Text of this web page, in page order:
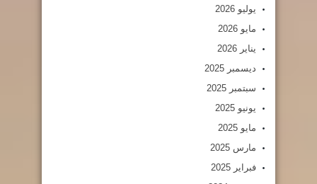
يوليو 2026
مايو 2026
يناير 2026
ديسمبر 2025
سبتمبر 2025
يونيو 2025
مايو 2025
مارس 2025
فبراير 2025